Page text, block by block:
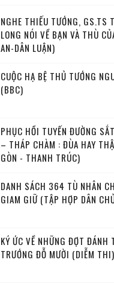
NGHE THIẾU TƯỚNG, GS.TS
LONG NÓI VỀ BẠN VÀ THÙ
AN-DÂN LUẬN)
CUỘC HẠ BỆ THỦ TƯỚNG
(BBC)
PHỤC HỒI TUYẾN ĐƯỜNG
– THÁP CHÀM : ĐÙA HAY
GÒN - THANH TRÚC)
DANH SÁCH 364 TÙ NHÂN
GIAM GIỮ (TẬP HỢP DÂN
KÝ ỨC VỀ NHỮNG ĐỢT ĐÁNH
TRƯỚNG ĐỖ MƯỜI (DIỄM THI)